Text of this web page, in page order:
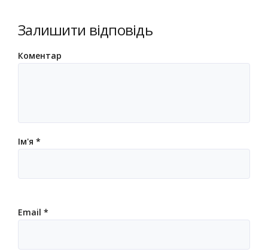
Залишити відповідь
Коментар
Ім'я *
Email *